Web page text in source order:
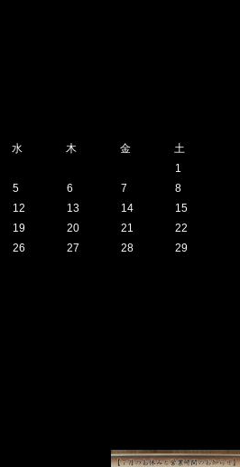
水 木 金
土
1
5 6 7
8
12 13 14
15
19 20 21
22
26 27 28
29